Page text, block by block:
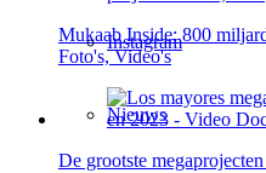
Instagram
Nieuws
Mukaab Inside: 800
Foto's, Video's
De grootste